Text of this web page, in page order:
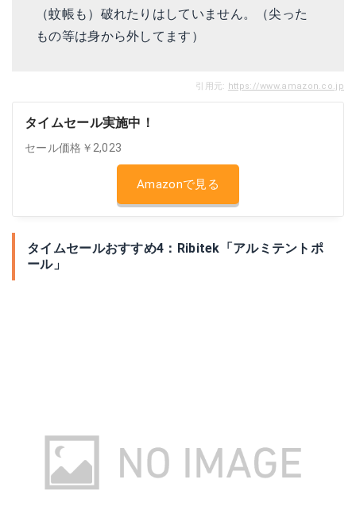
（蚊帳も）破れたりはしていません。（尖った
もの等は身から外してます）
引用元: https://www.amazon.co.jp
タイムセール実施中！
セール価格￥2,023
Amazonで見る
タイムセールおすすめ4：Ribitek「アルミテントポ
ール」